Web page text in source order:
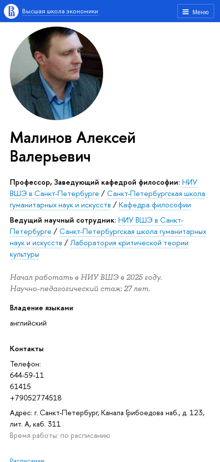
Меню
Высшая школа экономики
Малинов Алексей
Валерьевич
Профессор, Заведующий кафедрой философии: НИУ
ВШЭ в Санкт-Петербурге /Санкт-Петербургская школа
гуманитарных наук и искусств /Кафедра философии
Ведущий научный сотрудник: НИУ ВШЭ в Санкт-
Петербурге /Санкт-Петербургская школа гуманитарных
наук и искусств /Лаборатория критической теории
культуры
Начал работать в НИУ ВШЭ в 2025 году.
Научно-педагогический стаж: 27 лет.
Владение языками
английский
Контакты
Телефон:
644-59-11
61415
+79052774518
Адрес: г. Санкт-Петербург, Канала Грибоедова наб., д. 123,
лит. А, каб. 311
Время работы: по расписанию